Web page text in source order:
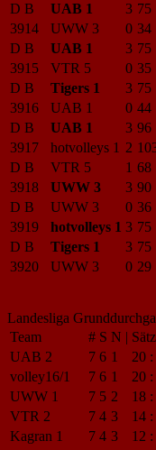
D B
UAB 1 3 75
3914
UWW 3 0 34
D B
UAB 1 3 75
3915
VTR 5 0 35
D B
Tigers 1 3 75
3916
UAB 1 0 44
D B
UAB 1 3 96
3917
hotvolleys 1 2
D B
VTR 5 1 68
3918
UWW 3 3 90
D B
UWW 3 0 36
3919
hotvolleys 1 3 75
D B
Tigers 1 3 75
3920
UWW 3 0 29
Landesliga
Team
# S N |
UAB 2
7 6 1 20 :
volley16/1
7 6 1 20 :
UWW 1
7 5 2 18 :
VTR 2
7 4 3 14 :
Kagran 1
7 4 3 12 :